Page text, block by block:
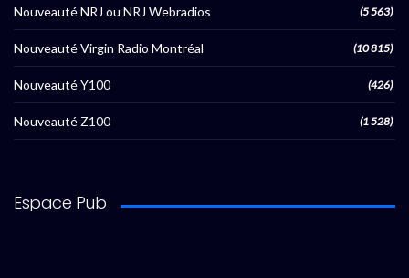
Nouveauté NRJ ou NRJ Webradios (5 563)
Nouveauté Virgin Radio Montréal (10 815)
Nouveauté Y100 (426)
Nouveauté Z100 (1 528)
Espace Pub